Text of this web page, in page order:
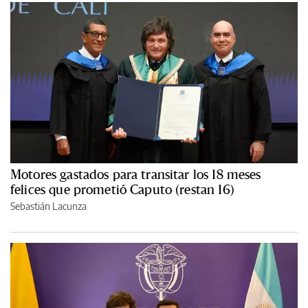
Motores gastados para transitar los 18 meses
felices que prometió Caputo (restan 16)
Sebastián Lacunza